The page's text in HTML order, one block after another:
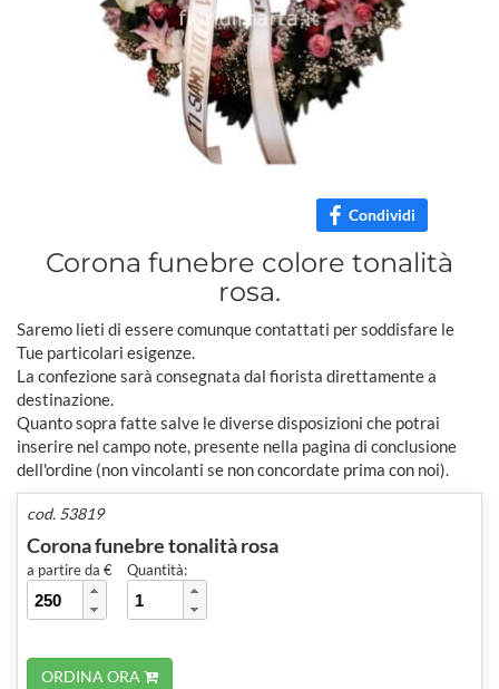
Condividi
Corona funebre colore tonalità
rosa.
Saremo lieti di essere comunque contattati per soddisfare le
Tue particolari esigenze.
La confezione sarà consegnata dal fiorista direttamente a
destinazione.
Quanto sopra fatte salve le diverse disposizioni che potrai
inserire nel campo note, presente nella pagina di conclusione
dell'ordine (non vincolanti se non concordate prima con noi).
cod. 53819
Corona funebre tonalità rosa
a partire da € Quantità:
ORDINA ORA